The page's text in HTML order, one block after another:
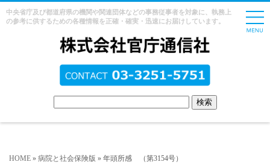
中央省庁及び都道府県の機関や関連団体などの事務従事者を対象に、執務上
の参考に供するための各種情報を正確・確実・迅速にお届けしています。
HOME » 病院と社会保険版 » 年頭所感 （第3154号）